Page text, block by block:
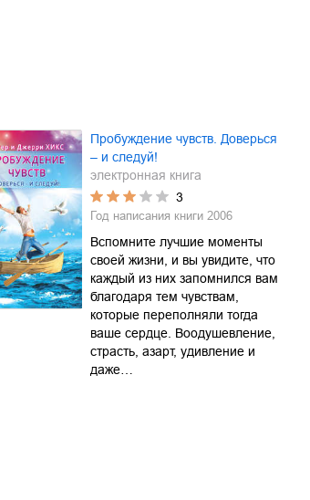
Пробуждение чувств. Доверься
– и следуй!
электронная книга
3
Год написания книги 2006
Вспомните лучшие моменты
своей жизни, и вы увидите, что
каждый из них запомнился вам
благодаря тем чувствам,
которые переполняли тогда
ваше сердце. Воодушевление,
страсть, азарт, удивление и
даже…